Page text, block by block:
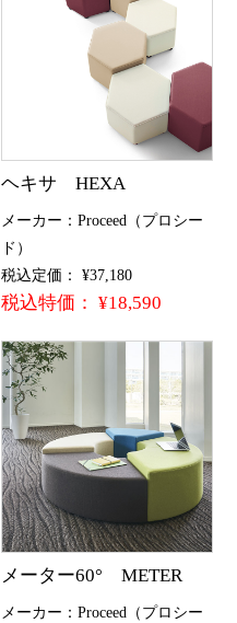
ヘキサ HEXA
メーカー：Proceed（プロシー
ド）
税込定価： ¥37,180
税込特価： ¥18,590
メーター60° METER
メーカー：Proceed（プロシー